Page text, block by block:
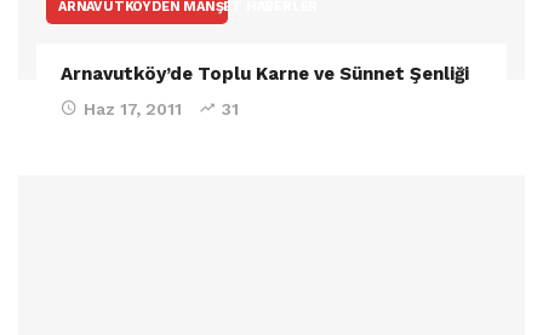
ARNAVUTKÖYDEN MANŞET HABERLER
Arnavutköy’de Toplu Karne ve Sünnet Şenliği
Haz 17, 2011 31